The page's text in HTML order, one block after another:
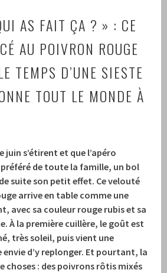
AS FAIT ÇA ? » : CE
AU POIVRON ROUGE
TEMPS D’UNE SIESTE
TOUT LE MONDE À
juin s’étirent et que l’apéro
de toute la famille, un bol
suite son petit effet. Ce velouté
arrive en table comme une
avec sa couleur rouge rubis et sa
À la première cuillère, le goût est
très soleil, puis vient une
d’y replonger. Et pourtant, la
choses : des poivrons rôtis mixés